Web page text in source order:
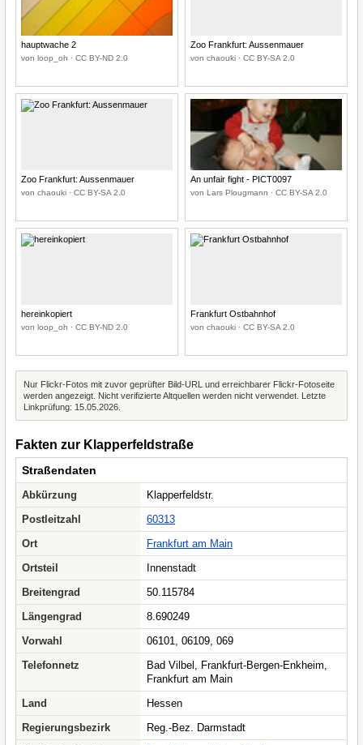
hauptwache 2
von loop_oh · CC BY-ND 2.0
Zoo Frankfurt: Aussenmauer
von chaouki · CC BY-SA 2.0
Zoo Frankfurt: Aussenmauer
von chaouki · CC BY-SA 2.0
An unfair fight - PICT0097
von Lars Plougmann · CC BY-SA 2.0
hereinkopiert
von loop_oh · CC BY-ND 2.0
Frankfurt Ostbahnhof
von chaouki · CC BY-SA 2.0
Nur Flickr-Fotos mit zuvor geprüfter Bild-URL und erreichbarer Flickr-Fotoseite
werden angezeigt. Nicht verifizierte Altquellen werden nicht verwendet. Letzte
Linkprüfung: 15.05.2026.
Fakten zur Klapperfeldstraße
Straßendaten
Abkürzung
Klapperfeldstr.
Postleitzahl
60313
Ort
Frankfurt am Main
Ortsteil
Innenstadt
Breitengrad
50.115784
Längengrad
8.690249
Vorwahl
06101, 06109, 069
Telefonnetz
Bad Vilbel, Frankfurt-Bergen-Enkheim,
Frankfurt am Main
Land
Hessen
Regierungsbezirk
Reg.-Bez. Darmstadt